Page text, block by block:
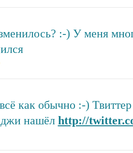
:-) У меня
как обычно :-)
нашёл http://